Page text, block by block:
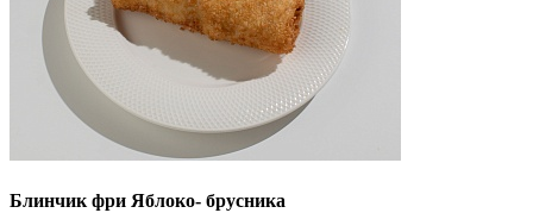
Блинчик фри Яблоко- брусника